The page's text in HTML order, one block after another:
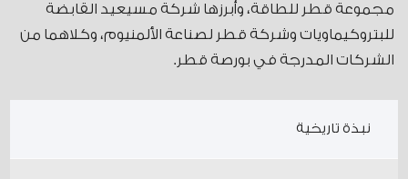
مجموعة قطر للطاقة، وأبرزها شركة مسيعيد القابضة
للبتروكيماويات وشركة قطر لصناعة الألمنيوم، وكلاهما من
الشركات المدرجة في بورصة قطر.
نبذة تاريخية